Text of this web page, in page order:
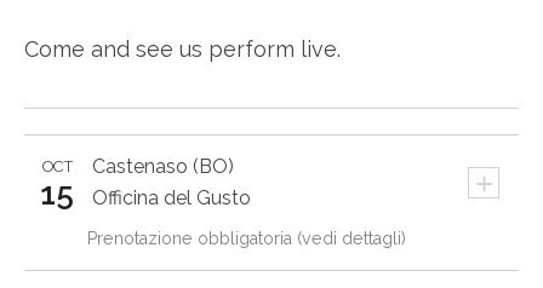
Come and see us perform live.
Castenaso (BO) +
OCT
15 Officina del Gusto
Prenotazione obbligatoria (vedi dettagli)